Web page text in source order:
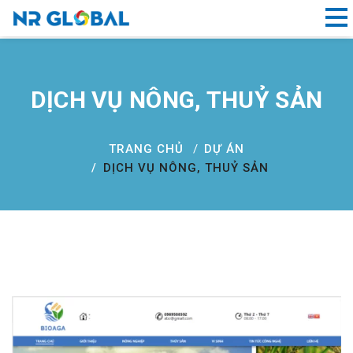
Dịch
tên
miền
Hồ
DỊCH VỤ NÔNG, THUỶ SẢN
TRANG CHỦ
DỰ ÁN
DỊCH VỤ NÔNG, THUỶ SẢN